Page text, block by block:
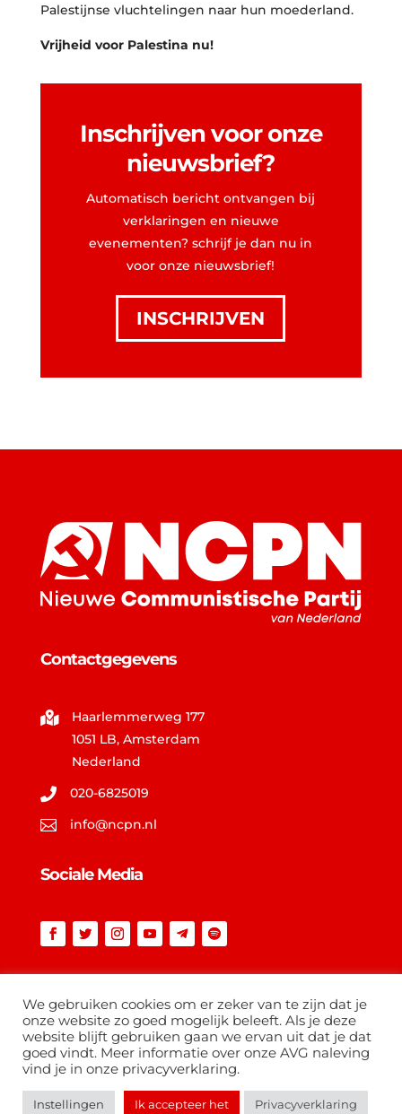
Palestijnse vluchtelingen naar hun moederland.
Vrijheid voor Palestina nu!
Inschrijven voor onze
nieuwsbrief?
Automatisch bericht ontvangen bij
verklaringen en nieuwe
evenementen? schrijf je dan nu in
voor onze nieuwsbrief!
INSCHRIJVEN
Contactgegevens

Haarlemmerweg 177
1051 LB, Amsterdam
Nederland

020-6825019

info@ncpn.nl
Sociale Media
We gebruiken cookies om er zeker van te zijn dat je
onze website zo goed mogelijk beleeft. Als je deze
website blijft gebruiken gaan we ervan uit dat je dat
goed vindt. Meer informatie over onze AVG naleving
vind je in onze privacyverklaring.
Instellingen Ik accepteer het Privacyverklaring